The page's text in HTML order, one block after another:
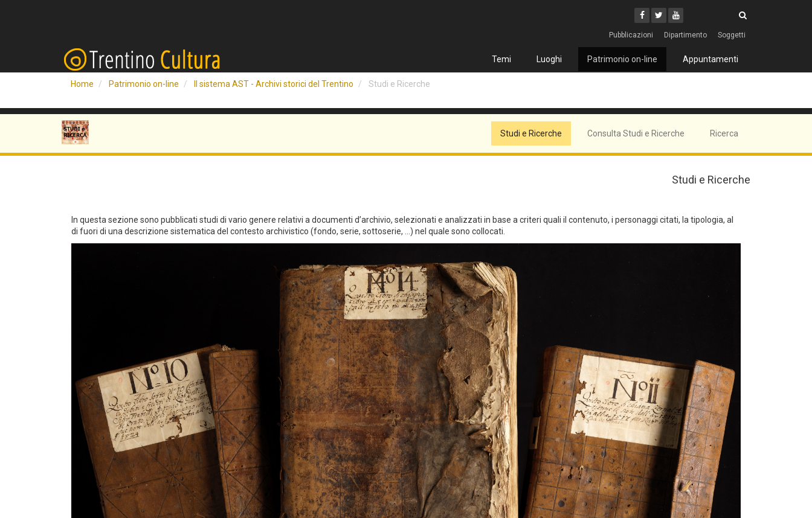
Facebook
Twitter
Youtube
Pubblicazioni Dipartimento Soggetti
Temi Luoghi Patrimonio on-line Appuntamenti
Home Patrimonio on-line Il sistema AST - Archivi storici del Trentino Studi e Ricerche
Studi e Ricerche Consulta Studi e Ricerche Ricerca
Studi e Ricerche
In questa sezione sono pubblicati studi di vario genere relativi a documenti d’archivio, selezionati e analizzati in base a criteri quali il contenuto, i personaggi citati, la tipologia, al
di fuori di una descrizione sistematica del contesto archivistico (fondo, serie, sottoserie, ...) nel quale sono collocati.